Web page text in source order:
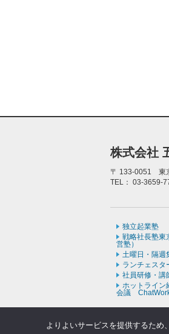
株式会社
〒 133-0051 東
TEL： 03-3659-
独立起業塾
戦略社長塾東
営塾）
土曜日・隔
ランチェスタ
社員研修・講
ホットライ
会議
よりよいサービスを提供するた